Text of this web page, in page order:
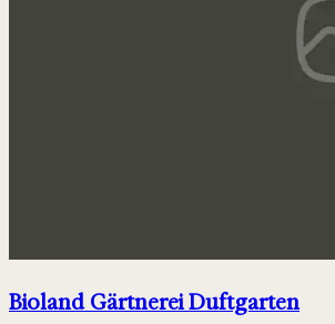
Bioland Gärtnerei Duftgarten